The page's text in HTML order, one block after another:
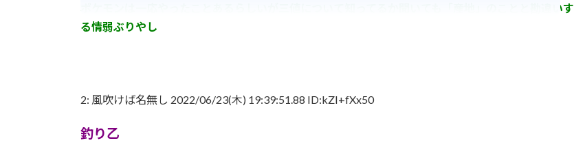
ポケモンは一応やったことあるらしいが三値について知ってるか聞いても「産地」のことと勘違いす
る情弱ぶりやし
2: 風吹けば名無し 2022/06/23(木) 19:39:51.88 ID:kZI+fXx50
釣り乙